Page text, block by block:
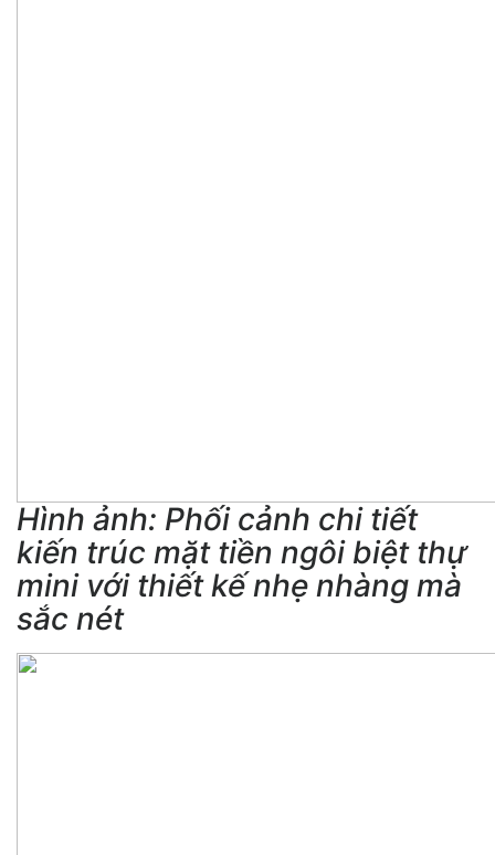
Hình ảnh: Phối cảnh chi tiết
kiến trúc mặt tiền ngôi biệt thự
mini với thiết kế nhẹ nhàng mà
sắc nét